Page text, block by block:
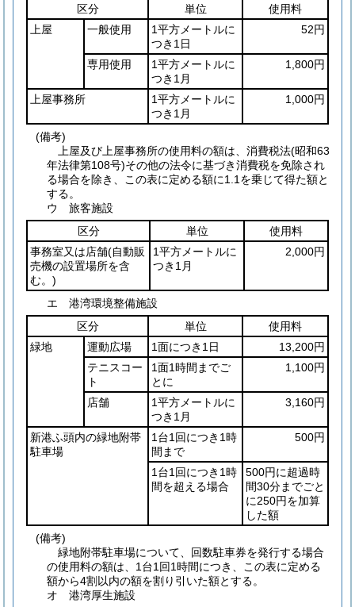
区分
単位
使用料
上屋
一般使用
1平方メートルに
つき1日
52円
専用使用
1平方メートルに
つき1月
1,800円
上屋事務所
1平方メートルに
つき1月
1,000円
(備考)
上屋及び上屋事務所の使用料の額は、消費税法(昭和63
年法律第108号)その他の法令に基づき消費税を免除され
る場合を除き、この表に定める額に1.1を乗じて得た額と
する。
ウ 旅客施設
区分
単位
使用料
事務室又は店舗(自動販
売機の設置場所を含
む。)
1平方メートルに
つき1月
2,000円
エ 港湾環境整備施設
区分
単位
使用料
緑地
運動広場 1面につき1日
13,200円
テニスコー
ト
1面1時間までご
とに
1,100円
店舗
1平方メートルに
つき1月
3,160円
新港ふ頭内の緑地附帯
駐車場
1台1回につき1時
間まで
500円
1台1回につき1時
間を超える場合
500円に超過時
間30分までごと
に250円を加算
した額
(備考)
緑地附帯駐車場について、回数駐車券を発行する場合
の使用料の額は、1台1回1時間につき、この表に定める
額から4割以内の額を割り引いた額とする。
オ 港湾厚生施設